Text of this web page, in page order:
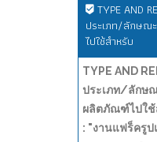
TYPE AND
ประเภท/ลักษณ
ไปใช้สำหรับ
TYPE AND
ประเภท/ลักษ
ผลิตภัณฑ์ไปใช้
: "งานแฟร็ครูป